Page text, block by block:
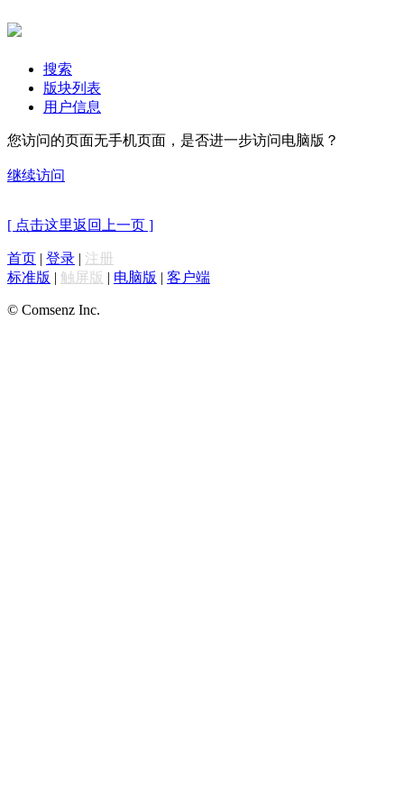
搜索
版块列表
用户信息
您访问的页面无手机页面，是否进一步访问电脑版？
继续访问
[ 点击这里返回上一页 ]
首页 | 登录 | 注册
标准版 | 触屏版 | 电脑版 | 客户端
© Comsenz Inc.